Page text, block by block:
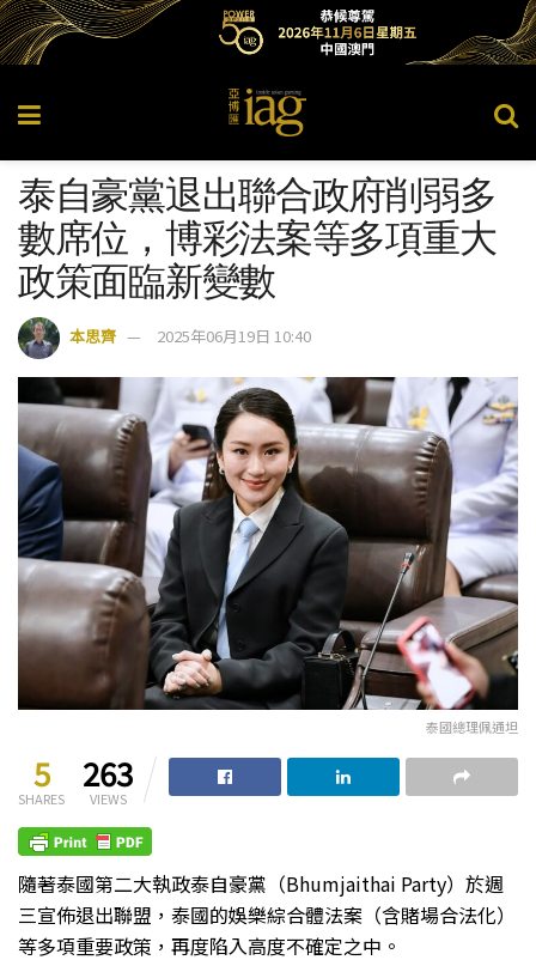
泰自豪黨退出聯合政府削弱多
數席位，博彩法案等多項重大
政策面臨新變數
本思齊 2025年06月19日 10:40
泰國總理佩通坦
5
SHARES
263
VIEWS
隨著泰國第二大執政泰自豪黨（Bhumjaithai Party）於週
三宣佈退出聯盟，泰國的娛樂綜合體法案（含賭場合法化）
等多項重要政策，再度陷入高度不確定之中。